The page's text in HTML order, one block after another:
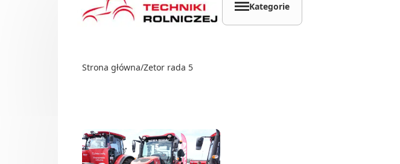
Kategorie
Strona główna/Zetor rada 5